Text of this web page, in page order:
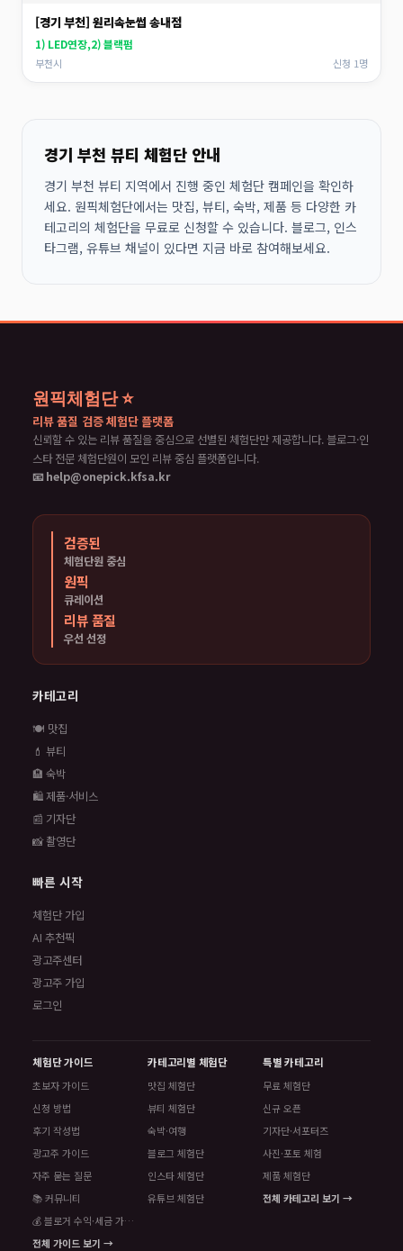
[경기 부천] 원리속눈썹 송내점
1) LED연장,2) 블랙펌
부천시 신청 1명
경기 부천 뷰티 체험단 안내
경기 부천 뷰티 지역에서 진행 중인 체험단 캠페인을 확인하
세요. 원픽체험단에서는 맛집, 뷰티, 숙박, 제품 등 다양한 카
테고리의 체험단을 무료로 신청할 수 있습니다. 블로그, 인스
타그램, 유튜브 채널이 있다면 지금 바로 참여해보세요.
원픽체험단 ⭐
리뷰 품질 검증 체험단 플랫폼
신뢰할 수 있는 리뷰 품질을 중심으로 선별된 체험단만 제공합니다. 블로그·인
스타 전문 체험단원이 모인 리뷰 중심 플랫폼입니다.
📧 help@onepick.kfsa.kr
검증된
체험단원 중심
원픽
큐레이션
리뷰 품질
우선 선정
카테고리
🍽️ 맛집
💄 뷰티
🏨 숙박
🛍️ 제품·서비스
📰 기자단
📸 촬영단
빠른 시작
체험단 가입
AI 추천픽
광고주센터
광고주 가입
로그인
체험단 가이드
초보자 가이드
신청 방법
후기 작성법
광고주 가이드
자주 묻는 질문
📚 커뮤니티
💰 블로거 수익·세금 가이드
전체 가이드 보기 →
카테고리별 체험단
맛집 체험단
뷰티 체험단
숙박·여행
블로그 체험단
인스타 체험단
유튜브 체험단
특별 카테고리
무료 체험단
신규 오픈
기자단·서포터즈
사진·포토 체험
제품 체험단
전체 카테고리 보기 →